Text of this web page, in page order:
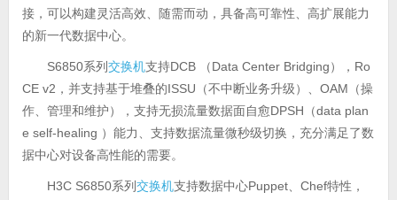
接，可以构建灵活高效、随需而动，具备高可靠性、高扩展能力
的新一代数据中心。
S6850系列交换机支持DCB （Data Center Bridging），Ro
CE v2，并支持基于堆叠的ISSU（不中断业务升级）、OAM（操
作、管理和维护），支持无损流量数据面自愈DPSH（data plan
e self-healing ）能力、支持数据流量微秒级切换，充分满足了数
据中心对设备高性能的需要。
H3C S6850系列交换机支持数据中心Puppet、Chef特性，